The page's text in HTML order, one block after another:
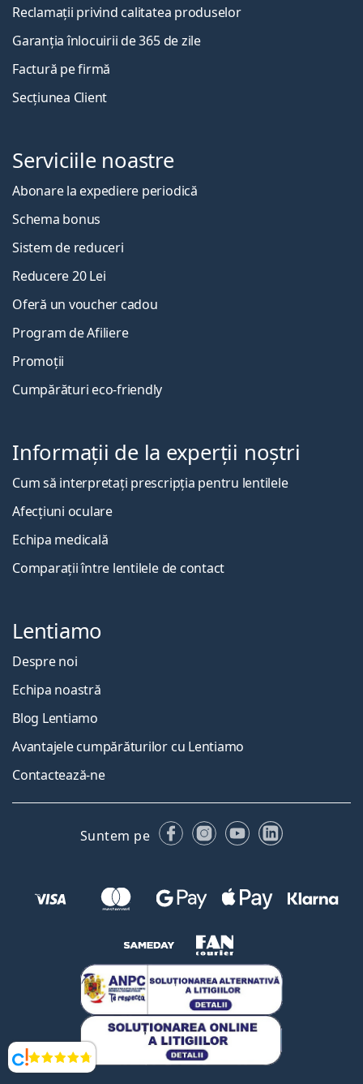
Opinii
Reclamații privind calitatea produselor
Garanția înlocuirii de 365 de zile
Factură pe firmă
Secțiunea Client
Serviciile noastre
Abonare la expediere periodică
Schema bonus
Sistem de reduceri
Reducere 20 Lei
Oferă un voucher cadou
Program de Afiliere
Promoții
Cumpărături eco-friendly
Informații de la experții noștri
Cum să interpretați prescripția pentru lentilele
Afecțiuni oculare
Echipa medicală
Comparații între lentilele de contact
Lentiamo
Despre noi
Echipa noastră
Blog Lentiamo
Avantajele cumpărăturilor cu Lentiamo
Contactează-ne
Suntem pe FacebookInstagram
YouTubeLinkedIn